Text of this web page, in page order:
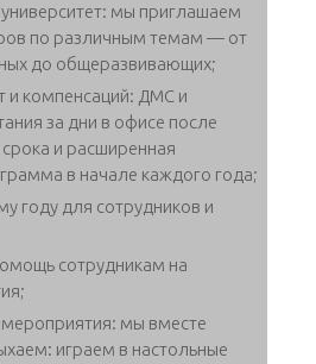
мы приглашаем
по различным темам — от
до общеразвивающих;
и компенсаций: ДМС и
за дни в офисе после
и расширенная
в начале каждого года;
году для сотрудников и
сотрудникам на
мы вместе
играем в настольные